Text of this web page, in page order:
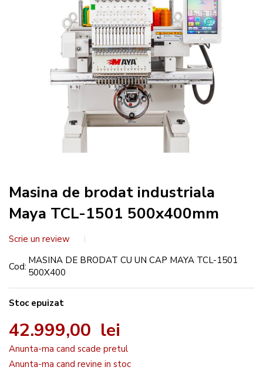
Masina de brodat industriala
Maya TCL-1501 500x400mm
Scrie un review
Cod
MASINA DE BRODAT CU UN CAP MAYA TCL-1501
500X400
Stoc epuizat
42.999,00 lei
Anunta-ma cand scade pretul
Anunta-ma cand revine in stoc